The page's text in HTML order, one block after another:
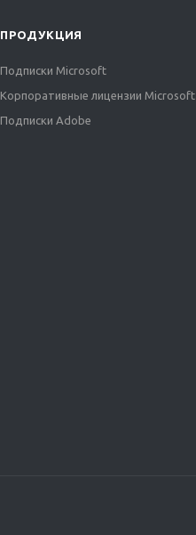
ПРОДУКЦИЯ
Подписки Microsoft
Корпоративные лицензии Microsoft
Подписки Adobe